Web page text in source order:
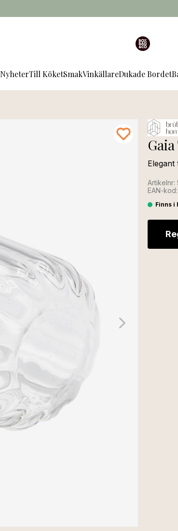
NyheterTill KöketSmakVinkällareDukade Bordet
Artikelnr:
EAN-
Finns i